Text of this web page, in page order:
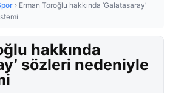
› Erman Toroğlu hakkında ‘Galatasaray’
hakkında
sözleri nedeniyle